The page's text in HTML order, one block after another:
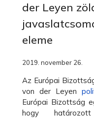
der Leyen
eleme
2019. november 26.
Az Európai
von der Leyen
Európai Bizottság
hogy